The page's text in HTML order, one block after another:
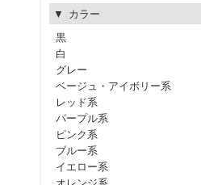
カラー
黒
白
グレー
ベージュ・アイボリー系
レッド系
パープル系
ピンク系
ブルー系
イエロー系